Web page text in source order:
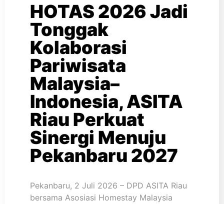
HOTAS 2026 Jadi
Tonggak
Kolaborasi
Pariwisata
Malaysia–
Indonesia, ASITA
Riau Perkuat
Sinergi Menuju
Pekanbaru 2027
Pekanbaru, 2 Juli 2026 – DPD ASITA Riau
bersama Asosiasi Homestay Malaysia